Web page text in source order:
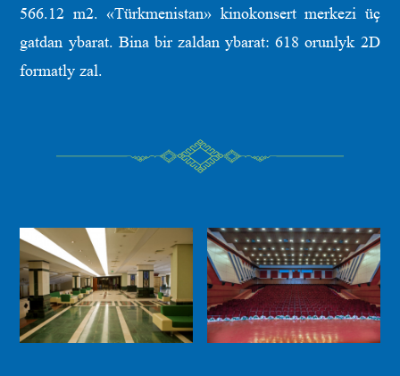
566.12 m2. «Türkmenistan» kinokonsert merkezi üç
gatdan ybarat. Bina bir zaldan ybarat: 618 orunlyk 2D
formatly zal.